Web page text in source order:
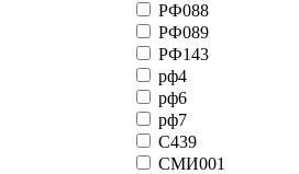
РФ088
РФ089
РФ143
рф4
рф6
рф7
С439
СМИ001